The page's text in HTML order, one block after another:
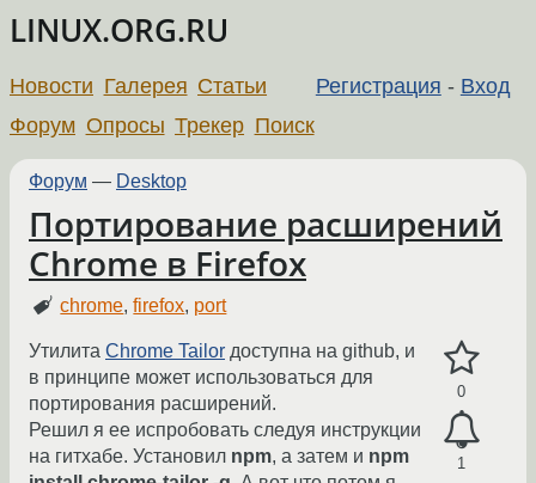
LINUX.ORG.RU
Регистрация - Вход
Новости Галерея Статьи
Форум Опросы Трекер Поиск
Форум — Desktop
Портирование расширений
Chrome в Firefox
chrome,firefox, port
0
1
Утилита Chrome Tailor доступна на github, и
в принципе может использоваться для
портирования расширений.
Решил я ее испробовать следуя инструкции
на гитхабе. Установил npm, а затем и npm